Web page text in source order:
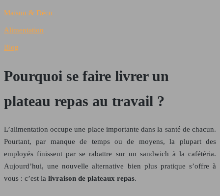
Maison & Déco
Alimentation
Blog
Pourquoi se faire livrer un
plateau repas au travail ?
L’alimentation occupe une place importante dans la santé de chacun.
Pourtant, par manque de temps ou de moyens, la plupart des
employés finissent par se rabattre sur un sandwich à la cafétéria.
Aujourd’hui, une nouvelle alternative bien plus pratique s’offre à
vous : c’est la livraison de plateaux repas.